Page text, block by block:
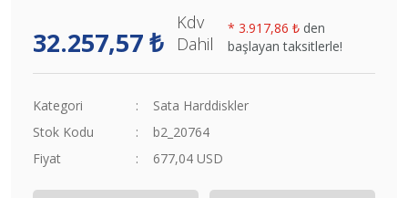
32.257,57 ₺
Kdv
Dahil
* 3.917,86 ₺ den
başlayan taksitlerle!
Kategori
Sata Harddiskler
Stok Kodu
b2_20764
Fiyat
677,04 USD